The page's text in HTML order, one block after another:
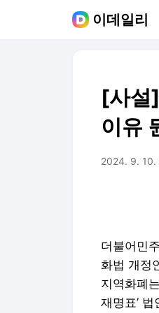
이데일리
[사설
이유
2024. 9. 10.
더불어민
화법 개정
지역화폐
재명표’